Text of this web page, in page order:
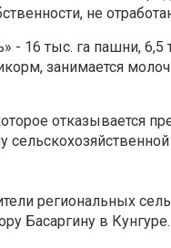
не
- 16 тыс. га пашни, 6,5
занимается
отказывается
региональных
Басаргину в Кунгуре.